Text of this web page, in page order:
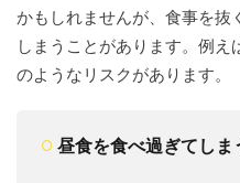
缶の
みぞ
れ煮
とサ
ラダ
かもしれませんが、食事を抜
しまうことがあります。例
のようなリスクがあります。
昼食を食べ過ぎてしま